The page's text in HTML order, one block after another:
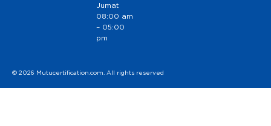
Jumat
08:00 am
– 05:00
pm
© 2026 Mutucertification.com. All rights reserved